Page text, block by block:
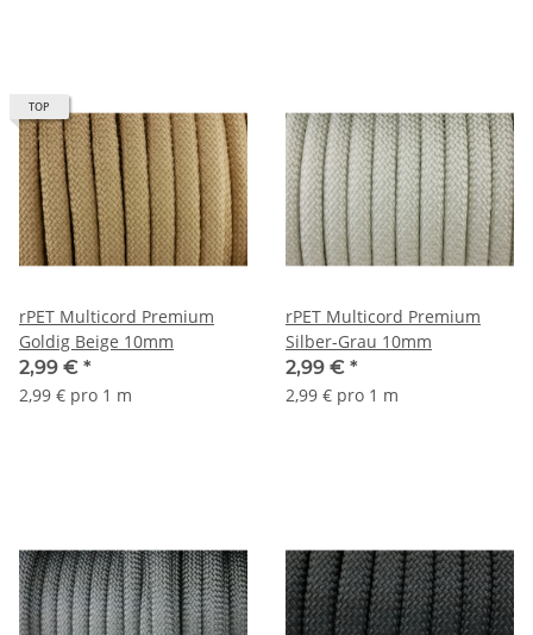
TOP
rPET Multicord Premium
Goldig Beige 10mm
2,99 € *
2,99 € pro 1 m
rPET Multicord Premium
Silber-Grau 10mm
2,99 € *
2,99 € pro 1 m